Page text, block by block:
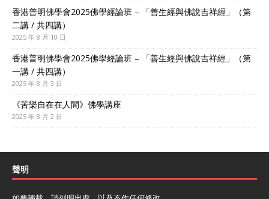
香港普明佛學會2025佛學經論班 – 「善生經與佛說吉祥經」（第
二講 / 共四講）
2025 年 8 月 10 日
香港普明佛學會2025佛學經論班 – 「善生經與佛說吉祥經」（第
一講 / 共四講）
2025 年 8 月 3 日
《苦樂自在在人間》佛學講座
2025 年 8 月 2 日
聲明